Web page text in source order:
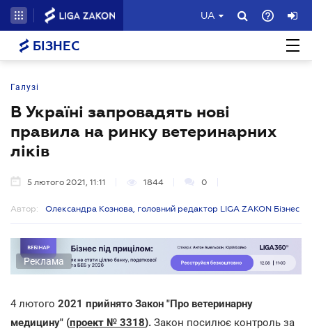
UA
БІЗНЕС
Галузі
В Україні запровадять нові
правила на ринку ветеринарних
ліків
5 лютого 2021, 11:11 1844 0
Автор: Олександра Кознова, головний редактор LIGA ZAKON Бізнес
Реклама
4 лютого 2021 прийнято Закон "Про ветеринарну
медицину" (проект № 3318). Закон посилює контроль за